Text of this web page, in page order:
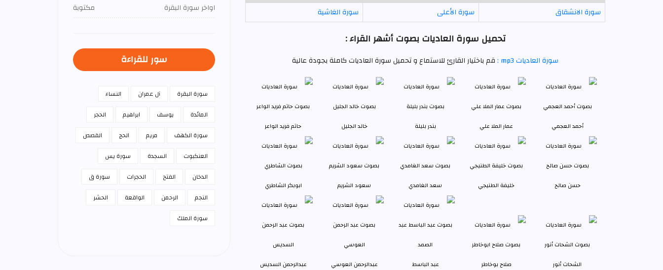
سورة الانشقاق
سورة الأعلى سورة الغاشية
تحميل سورة العاديات بصوت أشهر القراء :
سورة العاديات mp3 : قم باختيار القارئ للاستماع و تحميل سورة العاديات كاملة بجودة عالية
أحمد العجمي عمار الملا علي بندر بليلة خالد الجليل حاتم فريد الواعر
حسن صالح خليفة الطنيجي سعد الغامدي سعود الشريم ابوبكر الشاطري
الشحات أنور صلاح بوخاطر عبد الباسط عبدالرحمن العوسي عبدالرحمن السديس
اواخر سورة البقرة
مكتوبة
سور للقراءة
سورة البقرة آل عمران
النساء
المائدة
يوسف ابراهيم
الحجر
سورة الكهف
مريم الحج
القصص
العنكبوت
السجدة
سورة يس
الدخان
الفتح الحجرات
سورة ق
النجم
الرحمن الواقعة
الحشر
سورة الملك